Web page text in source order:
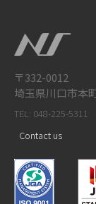
〒332-0012
埼玉県川口市本
TEL: 048-225-5311
Contact us